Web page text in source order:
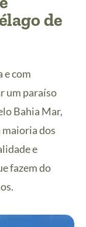
de
e com
um paraíso
Bahia Mar,
dos
e
fazem do